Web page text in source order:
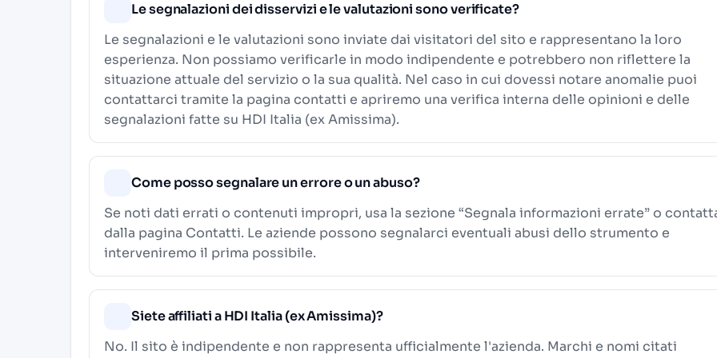
Le segnalazioni dei disservizi e le valutazioni sono verificate?
Le segnalazioni e le valutazioni sono inviate dai visitatori del sito e rappresentano la loro
esperienza. Non possiamo verificarle in modo indipendente e potrebbero non riflettere la
situazione attuale del servizio o la sua qualità. Nel caso in cui dovessi notare anomalie puoi
contattarci tramite la pagina contatti e apriremo una verifica interna delle opinioni e delle
segnalazioni fatte su HDI Italia (ex Amissima).
Come posso segnalare un errore o un abuso?
Se noti dati errati o contenuti impropri, usa la sezione “Segnala informazioni errate” o
dalla pagina Contatti. Le aziende possono segnalarci eventuali abusi dello strumento e
interveniremo il prima possibile.
Siete affiliati a HDI Italia (ex Amissima)?
No. Il sito è indipendente e non rappresenta ufficialmente l'azienda. Marchi e nomi citati